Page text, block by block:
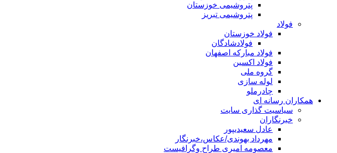
پتروشیمی خوزستان
پتروشیمی تبریز
فولاد
فولاد خوزستان
فولادشادگان
فولاد مبارکه اصفهان
فولاد اکسین
گروه ملی
لوله سازی
چادرملو
همکاران رسانه ای
سیاسیت گذاری سایت
خبرنگاران
عادل سعیدیپور
مهرداد بهوندی/عکاس،خبرنگار
معصومه امیری طراح وگرافیست